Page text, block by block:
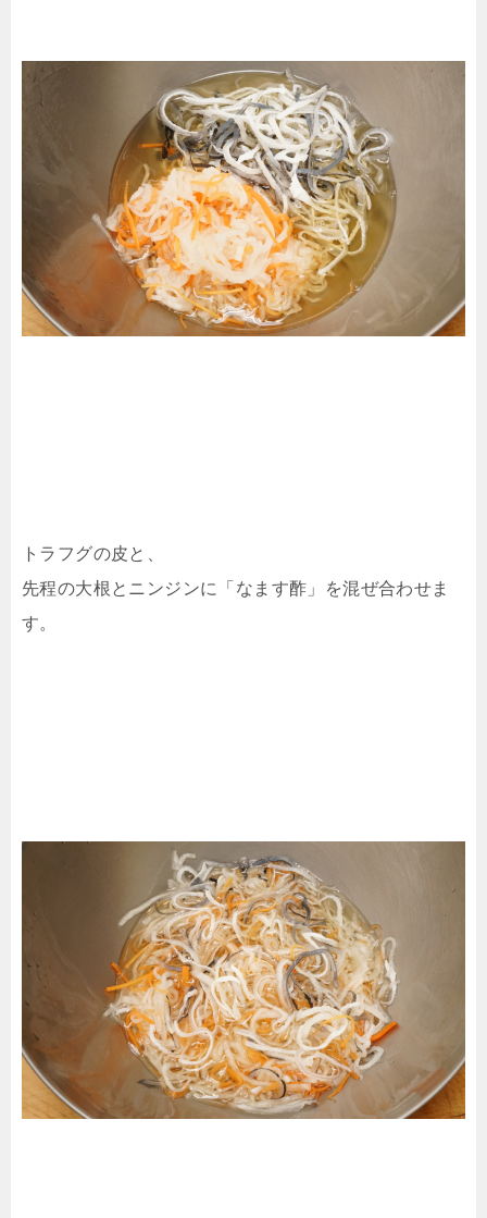
トラフグの皮と、
先程の大根とニンジンに「なます酢」を混ぜ合わせま
す。